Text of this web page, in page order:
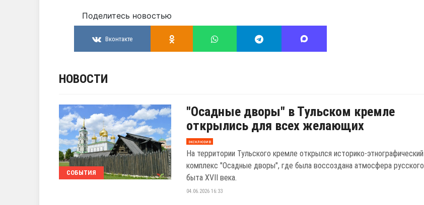
Поделитесь новостью
Вконтакте
НОВОСТИ
СОБЫТИЯ
"Осадные дворы" в Тульском кремле
открылись для всех желающих
эксклюзив
На территории Тульского кремле открылся историко-этнографический
комплекс "Осадные дворы", где была воссоздана атмосфера русского
быта XVII века.
04.06.2026 16:33